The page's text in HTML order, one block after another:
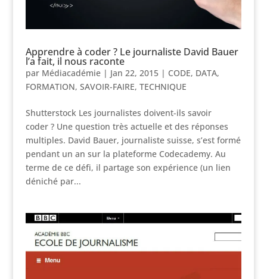
Apprendre à coder ? Le journaliste David Bauer
l’a fait, il nous raconte
par Médiacadémie| Jan 22, 2015| CODE, DATA,
FORMATION, SAVOIR-FAIRE, TECHNIQUE
Shutterstock Les journalistes doivent-ils savoir
coder ? Une question très actuelle et des réponses
multiples. David Bauer, journaliste suisse, s’est formé
pendant un an sur la plateforme Codecademy. Au
terme de ce défi, il partage son expérience (un lien
déniché par...